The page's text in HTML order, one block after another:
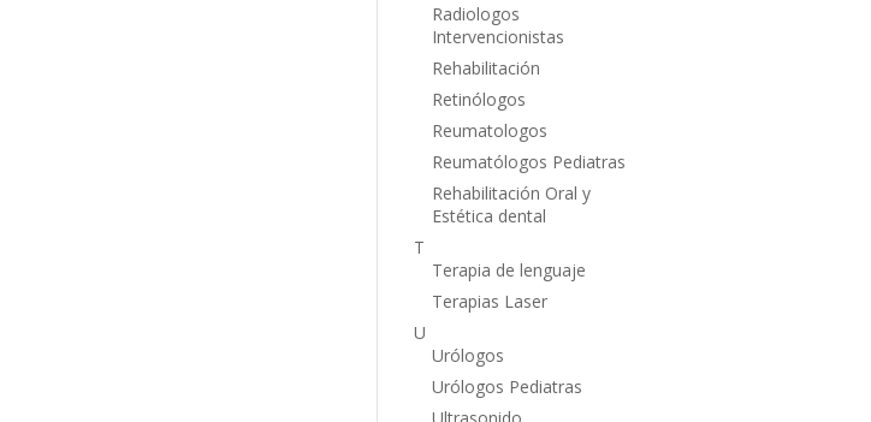
Radiologos
Intervencionistas
Rehabilitación
Retinólogos
Reumatologos
Reumatólogos Pediatras
Rehabilitación Oral y
Estética dental
T
Terapia de lenguaje
Terapias Laser
U
Urólogos
Urólogos Pediatras
Ultrasonido